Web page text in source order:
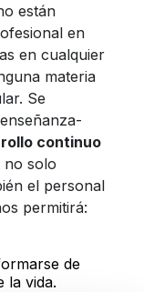
están
en
en cualquier
materia
Se
continuo
no solo
el personal
permitirá:
de
la vida.